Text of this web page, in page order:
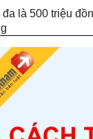
là 500 triệu